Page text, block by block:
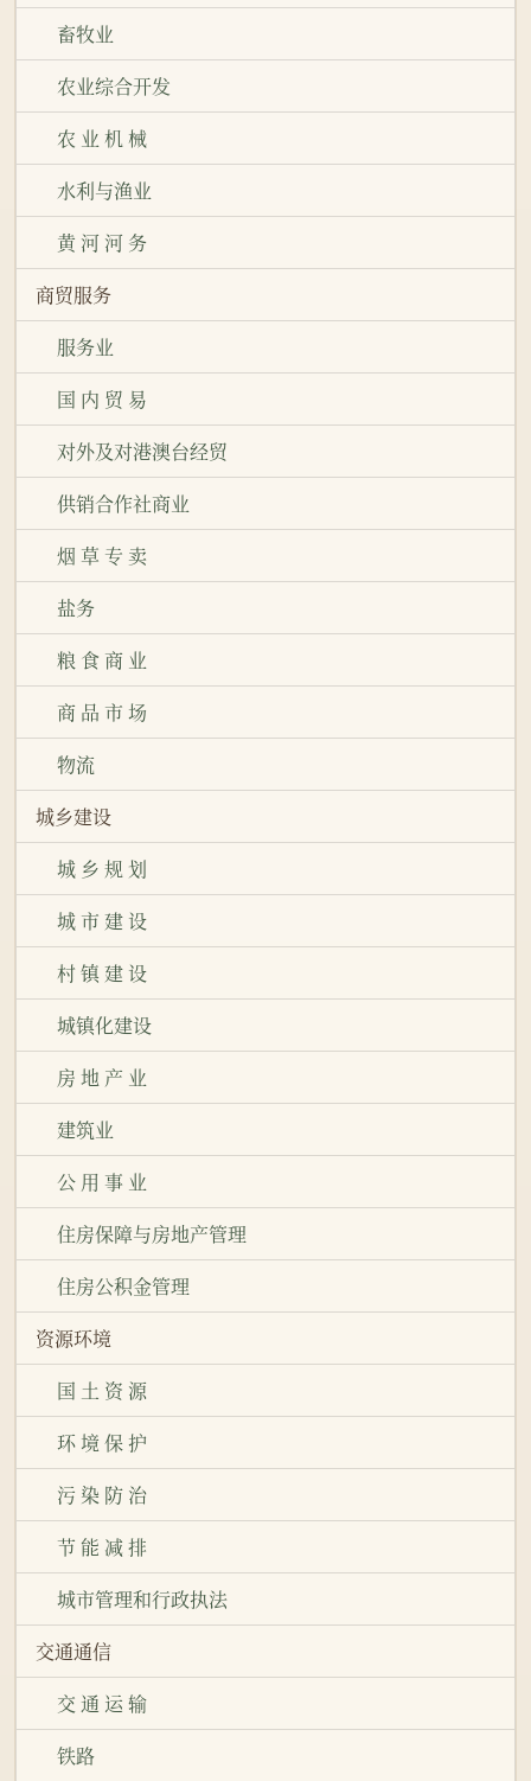
畜牧业
农业综合开发
农 业 机 械
水利与渔业
黄 河 河 务
商贸服务
服务业
国 内 贸 易
对外及对港澳台经贸
供销合作社商业
烟 草 专 卖
盐务
粮 食 商 业
商 品 市 场
物流
城乡建设
城 乡 规 划
城 市 建 设
村 镇 建 设
城镇化建设
房 地 产 业
建筑业
公 用 事 业
住房保障与房地产管理
住房公积金管理
资源环境
国 土 资 源
环 境 保 护
污 染 防 治
节 能 减 排
城市管理和行政执法
交通通信
交 通 运 输
铁路